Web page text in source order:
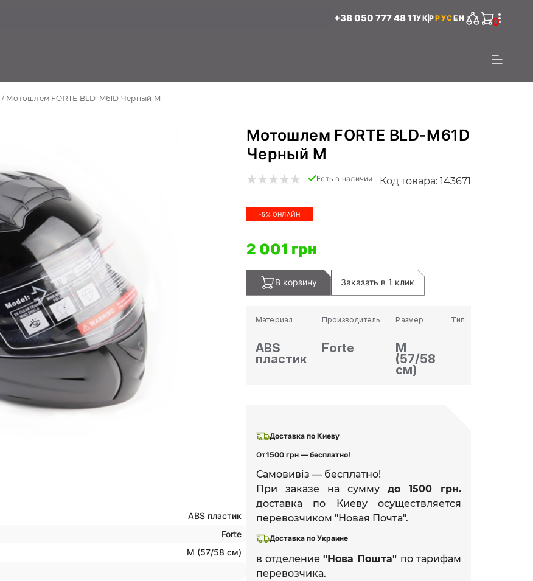
+38 050 777 48 11УКРРУСEN 0
Мотошлем FORTE BLD-M61D Черный M
ABS пластик
Forte
M (57/58 см)
Мотошлем FORTE BLD-M61D
Черный M
Есть в наличии Код товара: 143671
-5% ОНЛАЙН
2 001 грн
В корзину Заказать в 1 клик
Материал
ABS
пластик
Производитель
Forte
Размер
M
(57/58
см)
Тип
Доставка по Киеву
От1500 грн — бесплатно!
Самовивіз — бесплатно!
При заказе на сумму до 1500 грн.
доставка по Киеву осуществляется
перевозчиком "Новая Почта".
Доставка по Украине
в отделение "Нова Пошта" по тарифам
перевозчика.